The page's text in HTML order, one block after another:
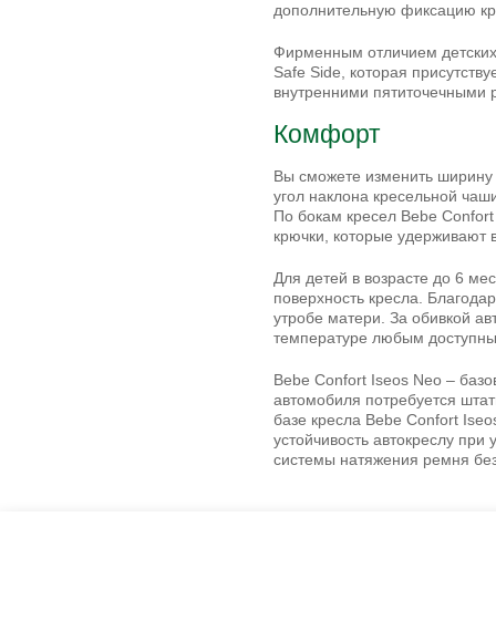
дополнительную фиксацию
Фирменным отличием
Safe Side, которая
внутренними пятиточечными
Комфорт
Вы сможете изменить
угол наклона кресельной
По бокам кресел Bebe
крючки, которые удерживают
Для детей в возрасте до 6
поверхность кресла.
утробе матери. За обивкой
температуре любым
Bebe Confort Iseos Neo –
автомобиля потребуется
базе кресла Bebe Confort
устойчивость автокреслу
системы натяжения ремня